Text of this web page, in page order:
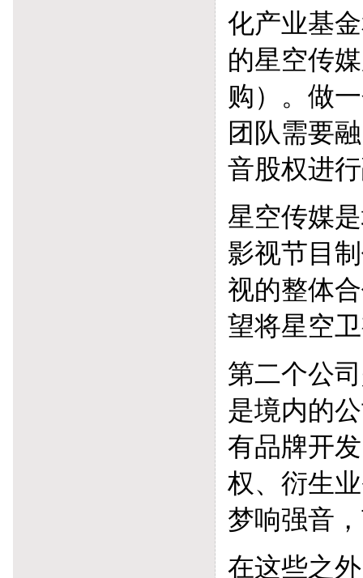
化产业基
的星空传
购）。做
团队需要
音股权进
星空传媒
影视节目
视的整体
望将星空
第二个公
是境内的
有品牌开
权、衍生
梦响强音
在这些之